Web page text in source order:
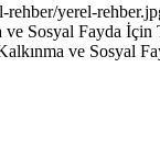
yerel-
ve Sosyal Fayda İçin
ve Sosyal